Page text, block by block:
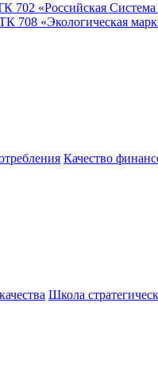
702 «Российская Система
708 «Экологическая
Качество
Школа